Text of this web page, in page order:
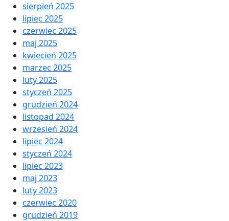
sierpień 2025
lipiec 2025
czerwiec 2025
maj 2025
kwiecień 2025
marzec 2025
luty 2025
styczeń 2025
grudzień 2024
listopad 2024
wrzesień 2024
lipiec 2024
styczeń 2024
lipiec 2023
maj 2023
luty 2023
czerwiec 2020
grudzień 2019